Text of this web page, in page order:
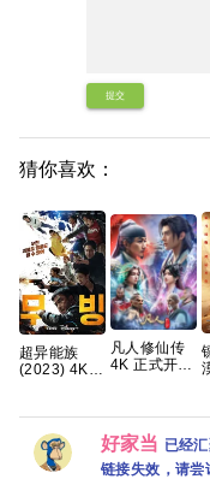
提交
猜你喜欢：
超异能族
(2023) 4K
剧【全20
集】
凡人修仙传
4K 正式开播
之战附以往
的
好家当 已经
链接失效，请尝